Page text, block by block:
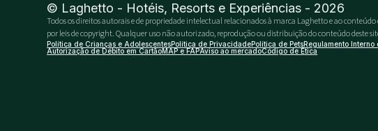
© Laghetto - Hotéis, Resorts e Experiências - 2026
Todos os direitos autorais e de propriedade intelectual relacionados à marca Laghetto e ao conteúdo
por leis de copyright. Qualquer uso não autorizado, reprodução ou distribuição do conteúdo deste
Política de Crianças e AdolescentesPolítica de PrivacidadePolítica de PetsRegulamento Interno
Autorização de Débito em CartãoMAP e FAPAviso ao mercadoCódigo de Ética